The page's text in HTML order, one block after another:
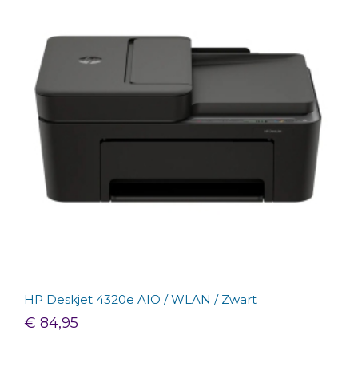
HP Deskjet 4320e AIO / WLAN / Zwart
€ 84,95